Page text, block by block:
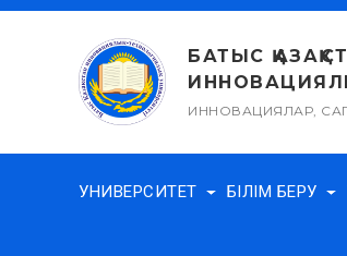
Skip
БАТЫС
ИННОВАЦИЯЛАР,
УНИВЕРСИТЕТ БІЛІМ БЕРУ